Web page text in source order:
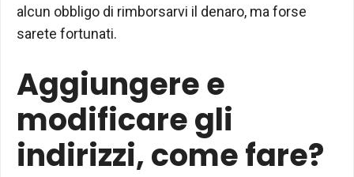
alcun obbligo di rimborsarvi il denaro, ma forse
sarete fortunati.
Aggiungere e
modificare gli
indirizzi, come fare?